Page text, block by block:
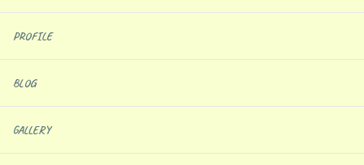
PROFILE
BLOG
GALLERY